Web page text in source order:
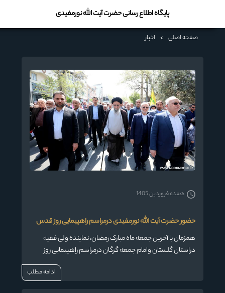
پایگاه اطلاع رسانی حضرت آیت الله نورمفیدی
صفحه اصلی > اخبار
حضور حضرت آیت الله نورمفیدی درمراسم راهپیمایی روز قدس
همزمان با آخرین جمعه ماه مبارک رمضان، نماینده ولی فقیه
دراستان گلستان وامام جمعه گرگان درمراسم راهپیمایی روز
هفده فروردین 1405
ادامه مطلب